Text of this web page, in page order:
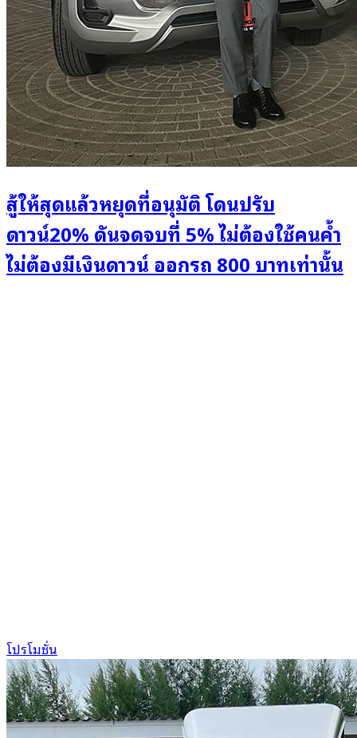
สู้ให้สุดแล้วหยุดที่อนุมัติ โดนปรับ
ดาวน์20% ดันจดจบที่ 5% ไม่ต้องใช้คนค้ำ
ไม่ต้องมีเงินดาวน์ ออกรถ 800 บาทเท่านั้น
โปรโมชั่น